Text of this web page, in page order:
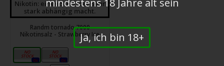
Nikotin: einen Stoff, der sehr
stark abhängig macht.
Randm tornado 7000
Nikotinsalz - Strawberry Ice
10mg
0x
20mg
0x
Ja, ich bin 18+